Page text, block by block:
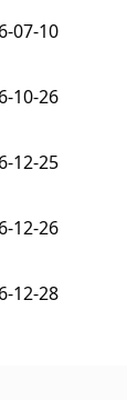
07-10
10-26
12-25
12-26
12-28